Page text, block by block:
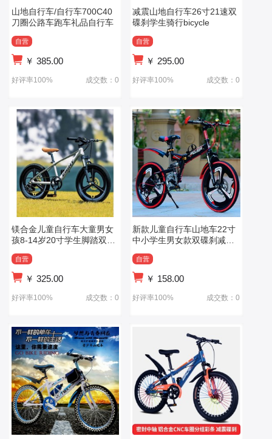
山地自行车/自行车700C40
刀圈公路车跑车礼品自行车
自营
￥ 385.00
好评率100% 成交数：0
减震山地自行车26寸21速双
碟刹学生骑行bicycle
自营
￥ 295.00
好评率100% 成交数：0
镁合金儿童自行车大童男女
孩8-14岁20寸学生脚踏双碟
自营
￥ 325.00
好评率100% 成交数：0
新款儿童自行车山地车22寸
中小学生男女款双碟刹减震
自营
￥ 158.00
好评率100% 成交数：0